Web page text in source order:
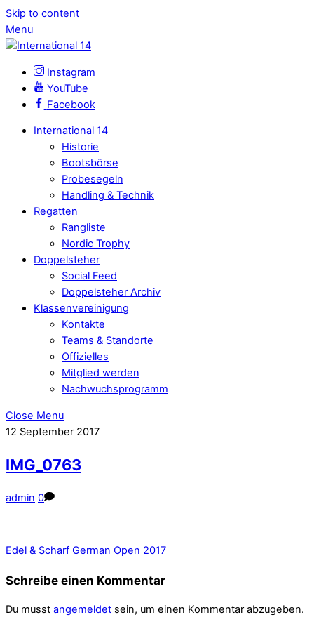
Skip to content
Menu
Instagram
YouTube
Facebook
International 14
Historie
Bootsbörse
Probesegeln
Handling & Technik
Regatten
Rangliste
Nordic Trophy
Doppelsteher
Social Feed
Doppelsteher Archiv
Klassenvereinigung
Kontakte
Teams & Standorte
Offizielles
Mitglied werden
Nachwuchsprogramm
Close Menu
12 September 2017
IMG_0763
admin 0
Edel & Scharf German Open 2017
Schreibe einen Kommentar
Du musst angemeldet sein, um einen Kommentar abzugeben.